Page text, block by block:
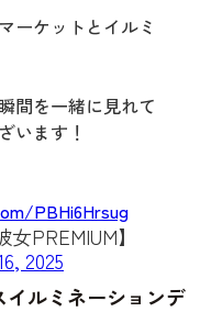
ーケットとイルミ
間を一緒に見れて
います！
PBHi6Hrsug
PREMIUM】
2025
ルミネーションデ